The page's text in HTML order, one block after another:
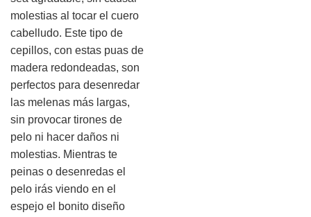
molestias al tocar el cuero
cabelludo. Este tipo de
cepillos, con estas puas de
madera redondeadas, son
perfectos para desenredar
las melenas más largas,
sin provocar tirones de
pelo ni hacer daños ni
molestias. Mientras te
peinas o desenredas el
pelo irás viendo en el
espejo el bonito diseño